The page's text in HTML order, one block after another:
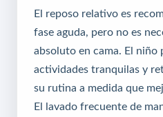
El reposo relativo es
fase aguda, pero no es
absoluto en cama. El niño
actividades tranquilas y
su rutina a medida que
El lavado frecuente de